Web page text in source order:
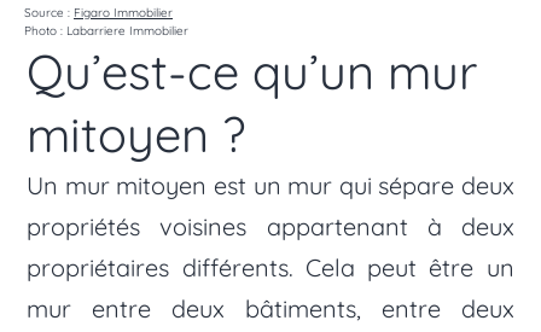
Source : Figaro Immobilier
Photo : Labarriere Immobilier
Qu’est-ce qu’un mur
mitoyen ?
Un mur mitoyen est un mur qui sépare deux
propriétés voisines appartenant à deux
propriétaires différents. Cela peut être un
mur entre deux bâtiments, entre deux